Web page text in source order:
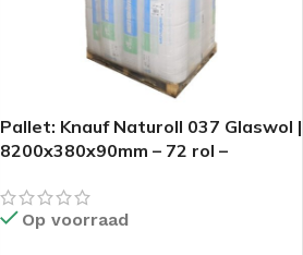
Pallet: Knauf Naturoll 037 Glaswol |
8200x380x90mm – 72 rol –
Op voorraad